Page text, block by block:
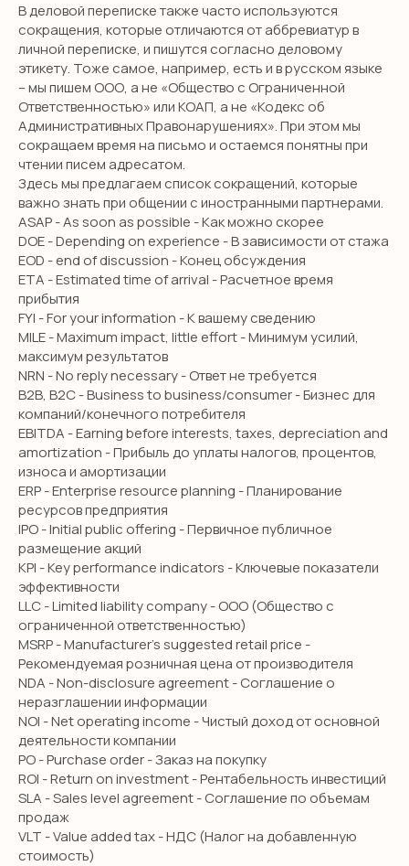
В деловой переписке также часто используются
сокращения, которые отличаются от аббревиатур в
личной переписке, и пишутся согласно деловому
этикету. Тоже самое, например, есть и в русском языке
– мы пишем ООО, а не «Общество с Ограниченной
Ответственностью» или КОАП, а не «Кодекс об
Административных Правонарушениях». При этом мы
сокращаем время на письмо и остаемся понятны при
чтении писем адресатом.
Здесь мы предлагаем список сокращений, которые
важно знать при общении с иностранными партнерами.
ASAP - As soon as possible - Как можно скорее
DOE - Depending on experience - В зависимости от стажа
EOD - end of discussion - Конец обсуждения
ETA - Estimated time of arrival - Расчетное время
прибытия
FYI - For your information - К вашему сведению
MILE - Maximum impact, little effort - Минимум усилий,
максимум результатов
NRN - No reply necessary - Ответ не требуется
B2B, B2C - Business to business/consumer - Бизнес для
компаний/конечного потребителя
EBITDA - Earning before interests, taxes, depreciation and
amortization - Прибыль до уплаты налогов, процентов,
износа и амортизации
ERP - Enterprise resource planning - Планирование
ресурсов предприятия
IPO - Initial public offering - Первичное публичное
размещение акций
KPI - Key performance indicators - Ключевые показатели
эффективности
LLC - Limited liability company - ООО (Общество с
ограниченной ответственностью)
MSRP - Manufacturer’s suggested retail price -
Рекомендуемая розничная цена от производителя
NDA - Non-disclosure agreement - Соглашение о
неразглашении информации
NOI - Net operating income - Чистый доход от основной
деятельности компании
PO - Purchase order - Заказ на покупку
ROI - Return on investment - Рентабельность инвестиций
SLA - Sales level agreement - Соглашение по объемам
продаж
VLT - Value added tax - НДС (Налог на добавленную
стоимость)